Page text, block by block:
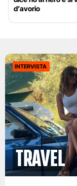
d’avorio
INTERVISTA
Travel